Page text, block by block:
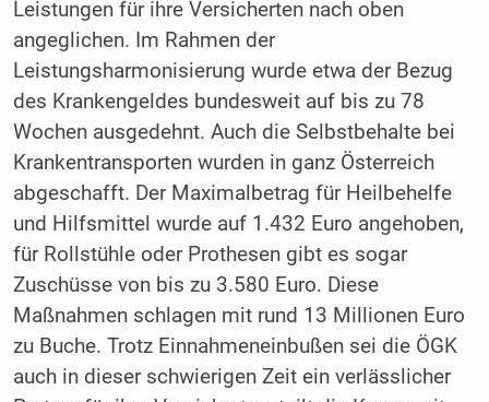
Leistungen für ihre Versicherten nach oben
angeglichen. Im Rahmen der
Leistungsharmonisierung wurde etwa der Bezug
des Krankengeldes bundesweit auf bis zu 78
Wochen ausgedehnt. Auch die Selbstbehalte bei
Krankentransporten wurden in ganz Österreich
abgeschafft. Der Maximalbetrag für Heilbehelfe
und Hilfsmittel wurde auf 1.432 Euro angehoben,
für Rollstühle oder Prothesen gibt es sogar
Zuschüsse von bis zu 3.580 Euro. Diese
Maßnahmen schlagen mit rund 13 Millionen Euro
zu Buche. Trotz Einnahmeneinbußen sei die ÖGK
auch in dieser schwierigen Zeit ein verlässlicher